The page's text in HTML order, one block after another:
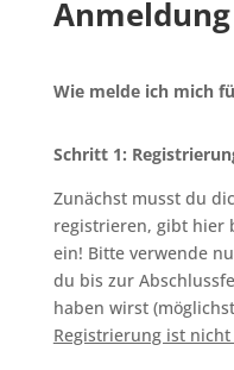
Anmeldung
Wie melde ich mich
Schritt 1:
Zunächst musst du
registrieren, gibt hier
ein! Bitte verwende
du bis zur
haben wirst
Registrierung ist